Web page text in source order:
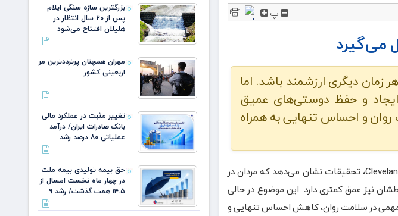
پ
می‌گیرد
دیگری ارزشمند باشد. اما
و حفظ دوستی‌های عمیق
و احساس تنهایی به همراه
به گزارش وب‌سایت Cleveland Clinic، تحقیقات نشان می‌دهد که مردان در
نیز عمق کمتری دارد. این موضوع در حالی
در سلامت روان، کاهش احساس تنهایی و
بزرگترین سازه سنگی ایلام
پس از ۲۰ سال انتظار در
هلیلان افتتاح می‌شود
مهران همچنان پرترددترین مرز
اربعینی کشور
تغییر مثبت در عملکرد مالی
بانک صادرات ایران/ درآمد
عملیاتی ۸۰ درصد رشد
حق بیمه تولیدی بیمه ملت
در چهار ماه نخست امسال از
۱۴.۵ همت گذشت/ رشد ۹